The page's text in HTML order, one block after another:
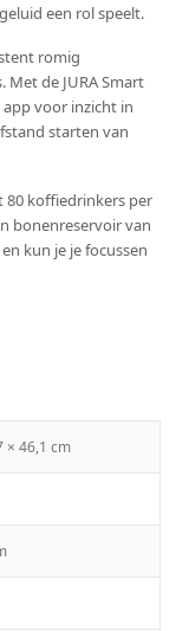
een rol speelt.
romig
de JURA Smart
app voor inzicht in
starten van
80 koffiedrinkers per
bonenreservoir van
kun je je focussen
× 46,1 cm